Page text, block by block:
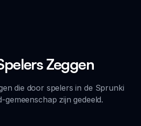
Zeggen
die door spelers in de Sprunki
gemeenschap zijn gedeeld.